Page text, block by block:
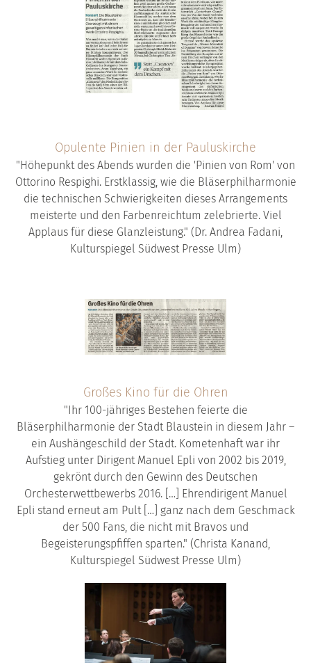
Opulente Pinien in der Pauluskirche
"Höhepunkt des Abends wurden die 'Pinien von Rom' von
Ottorino Respighi. Erstklassig, wie die Bläserphilharmonie
die technischen Schwierigkeiten dieses Arrangements
meisterte und den Farbenreichtum zelebrierte. Viel
Applaus für diese Glanzleistung." (Dr. Andrea Fadani,
Kulturspiegel Südwest Presse Ulm)
Großes Kino für die Ohren
"Ihr 100-jähriges Bestehen feierte die
Bläserphilharmonie der Stadt Blaustein in diesem Jahr –
ein Aushängeschild der Stadt. Kometenhaft war ihr
Aufstieg unter Dirigent Manuel Epli von 2002 bis 2019,
gekrönt durch den Gewinn des Deutschen
Orchesterwettbewerbs 2016. […] Ehrendirigent Manuel
Epli stand erneut am Pult […] ganz nach dem Geschmack
der 500 Fans, die nicht mit Bravos und
Begeisterungspfiffen sparten." (Christa Kanand,
Kulturspiegel Südwest Presse Ulm)